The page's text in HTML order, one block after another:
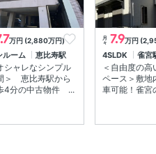
万円 (2,880万円)
ルーム 恵比寿駅
シャレなシンプル
＞ 恵比寿駅から
4分の中古物件 ...
月
々 7.9万円
4SLDK 雀宮
＜自由度の高
ペース＞敷地
車可能！雀宮